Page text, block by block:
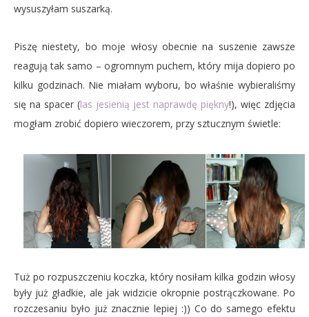
wysuszyłam suszarką.
Piszę niestety, bo moje włosy obecnie na suszenie zawsze
reagują tak samo – ogromnym puchem, który mija dopiero po
kilku godzinach. Nie miałam wyboru, bo właśnie wybieraliśmy
się na spacer (las jesienią jest naprawdę piękny!), więc zdjęcia
mogłam zrobić dopiero wieczorem, przy sztucznym świetle:
Tuż po rozpuszczeniu koczka, który nosiłam kilka godzin włosy
były już gładkie, ale jak widzicie okropnie postrączkowane. Po
rozczesaniu było już znacznie lepiej :)) Co do samego efektu